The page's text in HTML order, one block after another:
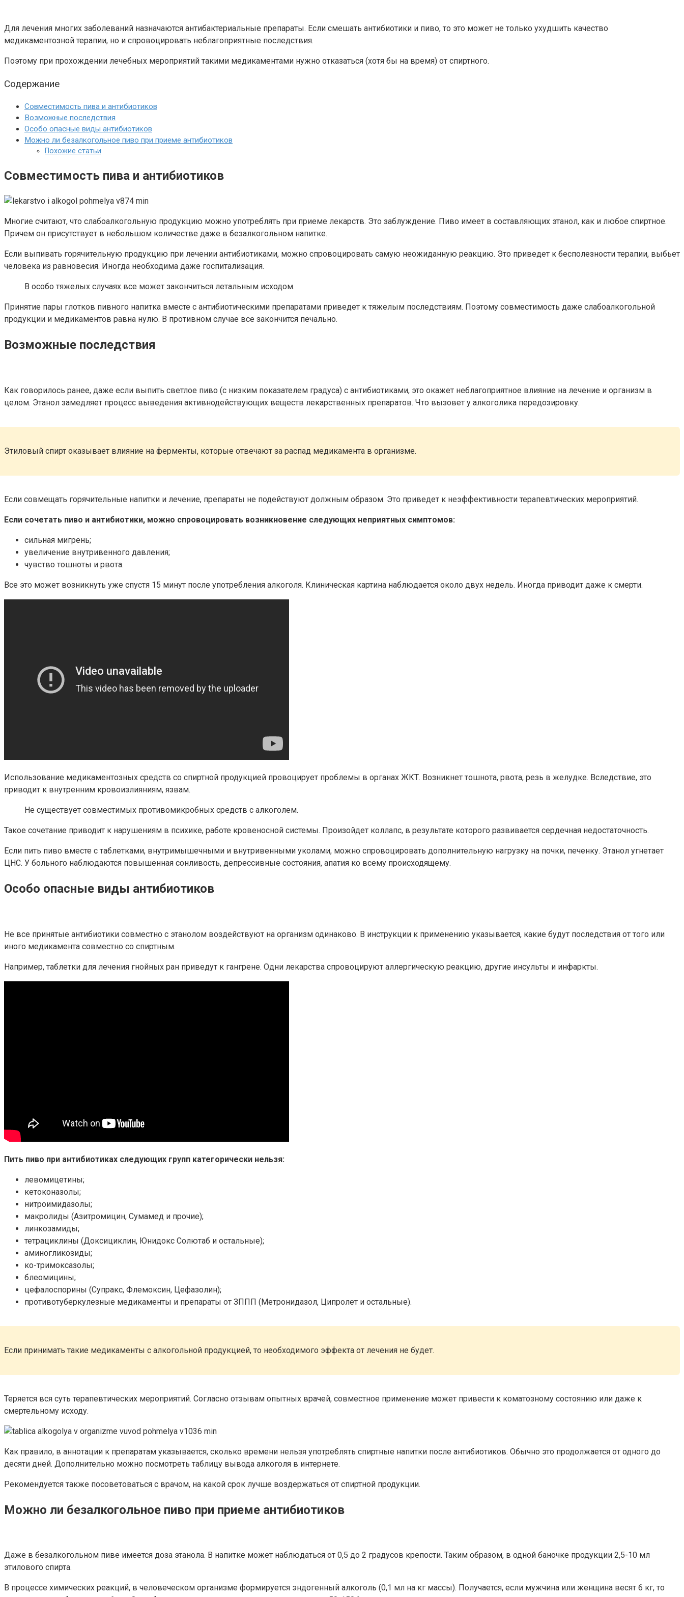
Для лечения многих заболеваний назначаются антибактериальные препараты. Если смешать антибиотики и пиво, то это может не только ухудшить качество
медикаментозной терапии, но и спровоцировать неблагоприятные последствия.
Поэтому при прохождении лечебных мероприятий такими медикаментами нужно отказаться (хотя бы на время) от спиртного.
Содержание
Совместимость пива и антибиотиков
Возможные последствия
Особо опасные виды антибиотиков
Можно ли безалкогольное пиво при приеме антибиотиков
Похожие статьи
Совместимость пива и антибиотиков
Многие считают, что слабоалкогольную продукцию можно употреблять при приеме лекарств. Это заблуждение. Пиво имеет в составляющих этанол, как и любое спиртное.
Причем он присутствует в небольшом количестве даже в безалкогольном напитке.
Если выпивать горячительную продукцию при лечении антибиотиками, можно спровоцировать самую неожиданную реакцию. Это приведет к бесполезности терапии, выбьет
человека из равновесия. Иногда необходима даже госпитализация.
В особо тяжелых случаях все может закончиться летальным исходом.
Принятие пары глотков пивного напитка вместе с антибиотическими препаратами приведет к тяжелым последствиям. Поэтому совместимость даже слабоалкогольной
продукции и медикаментов равна нулю. В противном случае все закончится печально.
Возможные последствия
Как говорилось ранее, даже если выпить светлое пиво (с низким показателем градуса) с антибиотиками, это окажет неблагоприятное влияние на лечение и организм в
целом. Этанол замедляет процесс выведения активнодействующих веществ лекарственных препаратов. Что вызовет у алкоголика передозировку.
Этиловый спирт оказывает влияние на ферменты, которые отвечают за распад медикамента в организме.
Если совмещать горячительные напитки и лечение, препараты не подействуют должным образом. Это приведет к неэффективности терапевтических мероприятий.
Если сочетать пиво и антибиотики, можно спровоцировать возникновение следующих неприятных симптомов:
сильная мигрень;
увеличение внутривенного давления;
чувство тошноты и рвота.
Все это может возникнуть уже спустя 15 минут после употребления алкоголя. Клиническая картина наблюдается около двух недель. Иногда приводит даже к смерти.
Использование медикаментозных средств со спиртной продукцией провоцирует проблемы в органах ЖКТ. Возникнет тошнота, рвота, резь в желудке. Вследствие, это
приводит к внутренним кровоизлияниям, язвам.
Не существует совместимых противомикробных средств с алкоголем.
Такое сочетание приводит к нарушениям в психике, работе кровеносной системы. Произойдет коллапс, в результате которого развивается сердечная недостаточность.
Если пить пиво вместе с таблетками, внутримышечными и внутривенными уколами, можно спровоцировать дополнительную нагрузку на почки, печенку. Этанол угнетает
ЦНС. У больного наблюдаются повышенная сонливость, депрессивные состояния, апатия ко всему происходящему.
Особо опасные виды антибиотиков
Не все принятые антибиотики совместно с этанолом воздействуют на организм одинаково. В инструкции к применению указывается, какие будут последствия от того или
иного медикамента совместно со спиртным.
Например, таблетки для лечения гнойных ран приведут к гангрене. Одни лекарства спровоцируют аллергическую реакцию, другие инсульты и инфаркты.
Пить пиво при антибиотиках следующих групп категорически нельзя:
левомицетины;
кетоконазолы;
нитроимидазолы;
макролиды (Азитромицин, Сумамед и прочие);
линкозамиды;
тетрациклины (Доксициклин, Юнидокс Солютаб и остальные);
аминогликозиды;
ко-тримоксазолы;
блеомицины;
цефалоспорины (Супракс, Флемоксин, Цефазолин);
противотуберкулезные медикаменты и препараты от ЗППП (Метронидазол, Ципролет и остальные).
Если принимать такие медикаменты с алкогольной продукцией, то необходимого эффекта от лечения не будет.
Теряется вся суть терапевтических мероприятий. Согласно отзывам опытных врачей, совместное применение может привести к коматозному состоянию или даже к
смертельному исходу.
Как правило, в аннотации к препаратам указывается, сколько времени нельзя употреблять спиртные напитки после антибиотиков. Обычно это продолжается от одного до
десяти дней. Дополнительно можно посмотреть таблицу вывода алкоголя в интернете.
Рекомендуется также посоветоваться с врачом, на какой срок лучше воздержаться от спиртной продукции.
Можно ли безалкогольное пиво при приеме антибиотиков
Даже в безалкогольном пиве имеется доза этанола. В напитке может наблюдаться от 0,5 до 2 градусов крепости. Таким образом, в одной баночке продукции 2,5-10 мл
этилового спирта.
В процессе химических реакций, в человеческом организме формируется эндогенный алкоголь (0,1 мл на кг массы). Получается, если мужчина или женщина весят 6 кг, то